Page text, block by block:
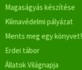
Magaságyás készítése
Klímavédelmi pályázat
Ments meg egy könyvet!
Erdei tábor
Állatok Világnapja